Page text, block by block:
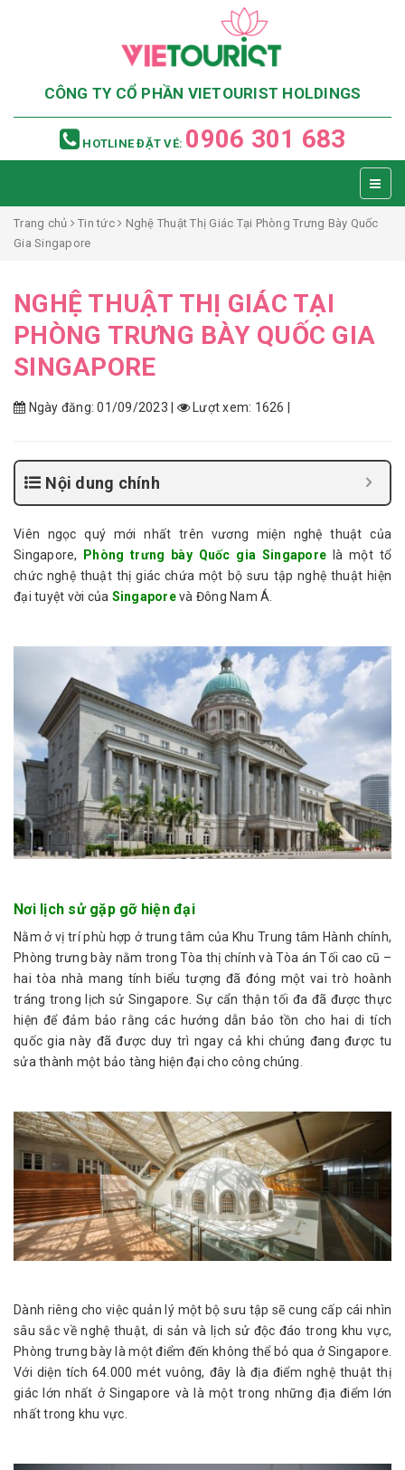
CÔNG TY CỔ PHẦN VIETOURIST HOLDINGS
HOTLINE ĐẶT VÉ: 0906 301 683
Trang chủ Tin tức
Nghệ Thuật Thị Giác Tại Phòng Trưng Bày Quốc
Gia Singapore
NGHỆ THUẬT THỊ GIÁC TẠI
PHÒNG TRƯNG BÀY QUỐC GIA
SINGAPORE
Ngày đăng: 01/09/2023 | Lượt xem: 1626 |
Nội dung chính
Viên ngọc quý mới nhất trên vương miện nghệ thuật của
Singapore,
Phòng trưng bày Quốc gia Singapore là một tổ
chức nghệ thuật thị giác chứa một bộ sưu tập nghệ thuật hiện
đại tuyệt vời của Singapore và Đông Nam Á.
Nơi lịch sử gặp gỡ hiện đại
Nằm ở vị trí phù hợp ở trung tâm của Khu Trung tâm Hành chính,
Phòng trưng bày nằm trong Tòa thị chính và Tòa án Tối cao cũ –
hai tòa nhà mang tính biểu tượng đã đóng một vai trò hoành
tráng trong lịch sử Singapore. Sự cẩn thận tối đa đã được thực
hiện để đảm bảo rằng các hướng dẫn bảo tồn cho hai di tích
quốc gia này đã được duy trì ngay cả khi chúng đang được tu
sửa thành một bảo tàng hiện đại cho công chúng.
Dành riêng cho việc quản lý một bộ sưu tập sẽ cung cấp cái nhìn
sâu sắc về nghệ thuật, di sản và lịch sử độc đáo trong khu vực,
Phòng trưng bày là một điểm đến không thể bỏ qua ở Singapore.
Với diện tích 64.000 mét vuông, đây là địa điểm nghệ thuật thị
giác lớn nhất ở Singapore và là một trong những địa điểm lớn
nhất trong khu vực.